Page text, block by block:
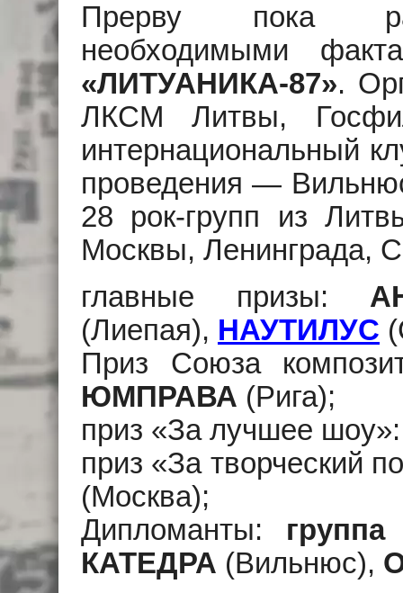
Прерву пока
необходимыми
«ЛИТУАНИКА-87».
ЛКСМ Литвы,
интернациональный
проведения —
28 рок-групп из
Москвы, Ленинграда,
главные призы:
(Лиепая), НАУТИЛУС
Приз Союза
ЮМПРАВА (Рига);
приз «За лучшее
приз «За творческий
(Москва);
Дипломанты:
КАТЕДРА (Вильнюс),